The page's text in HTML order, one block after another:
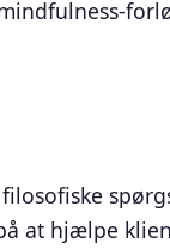
at hjælpe